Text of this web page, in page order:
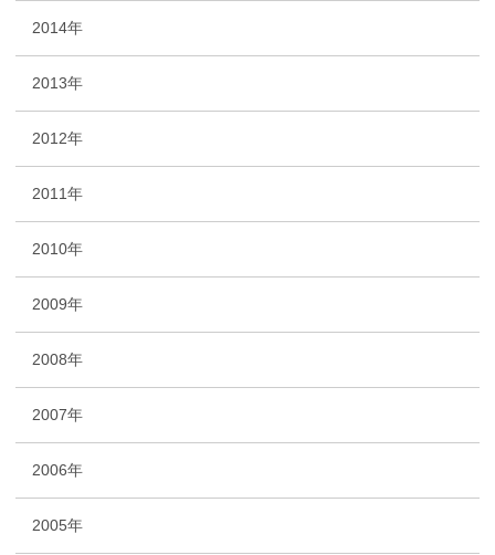
2014年
2013年
2012年
2011年
2010年
2009年
2008年
2007年
2006年
2005年